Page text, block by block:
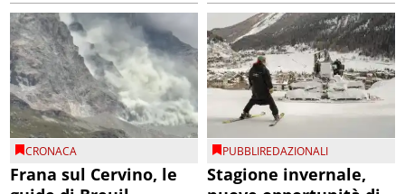
CRONACA
Frana sul Cervino, le
PUBBLIREDAZIONALI
Stagione invernale,